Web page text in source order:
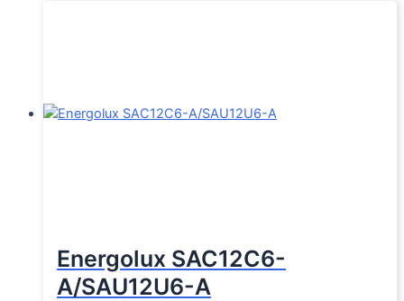
Energolux SAC12С6-
A/SAU12U6-A